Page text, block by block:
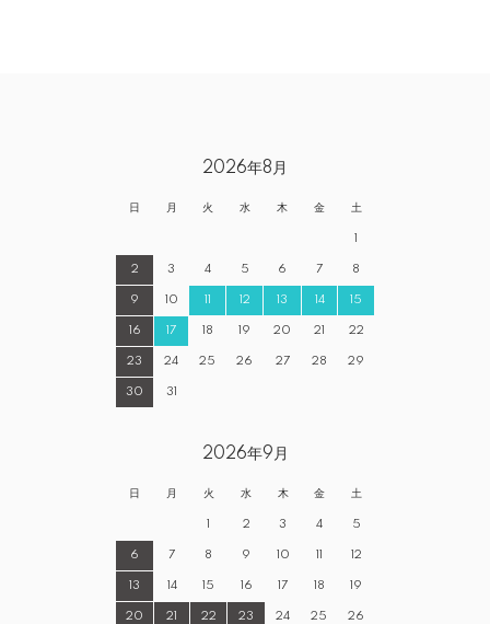
2026年8月
日 月 火 水 木 金 土
1
2 3 4 5 6 7 8
9 10 11 12 13 14 15
16 17 18 19 20 21 22
23 24 25 26 27 28 29
30 31
2026年9月
日 月 火 水 木 金 土
1 2 3 4 5
6 7 8 9 10 11 12
13 14 15 16 17 18 19
20 21 22 23 24 25 26